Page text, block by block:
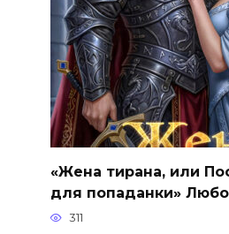
«Жена тирана, или
для попаданки»
311